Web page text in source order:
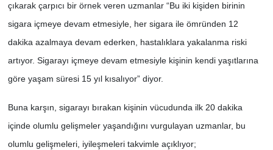
çıkarak çarpıcı bir örnek veren uzmanlar “Bu iki kişiden birinin
sigara içmeye devam etmesiyle, her sigara ile ömründen 12
dakika azalmaya devam ederken, hastalıklara yakalanma riski
artıyor. Sigarayı içmeye devam etmesiyle kişinin kendi yaşıtlarına
göre yaşam süresi 15 yıl kısalıyor” diyor.
Buna karşın, sigarayı bırakan kişinin vücudunda ilk 20 dakika
içinde olumlu gelişmeler yaşandığını vurgulayan uzmanlar, bu
olumlu gelişmeleri, iyileşmeleri takvimle açıklıyor;